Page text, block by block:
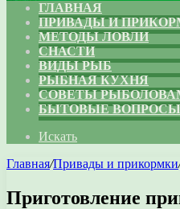
ГЛАВНАЯ
ПРИВАДЫ И
МЕТОДЫ ЛОВЛИ
СНАСТИ
ВИДЫ РЫБ
РЫБНАЯ КУХНЯ
СОВЕТЫ
БЫТОВЫЕ ВОПРОСЫ
Искать
Главная/Привады и прикормки
Приготовление